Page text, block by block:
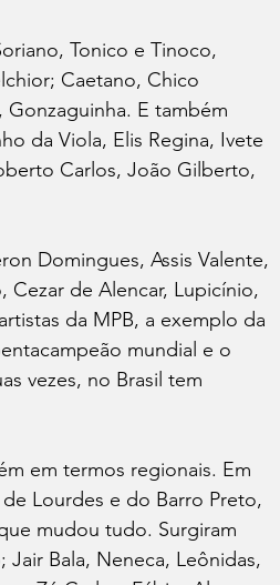
Tonico e Tinoco,
Caetano, Chico
Gonzaguinha. E também
da Viola, Elis Regina, Ivete
Carlos, João Gilberto,
Domingues, Assis Valente,
Cezar de Alencar, Lupicínio,
da MPB, a exemplo da
mundial e o
vezes, no Brasil tem
em termos regionais. Em
Lourdes e do Barro Preto,
mudou tudo. Surgiram
Bala, Neneca, Leônidas,